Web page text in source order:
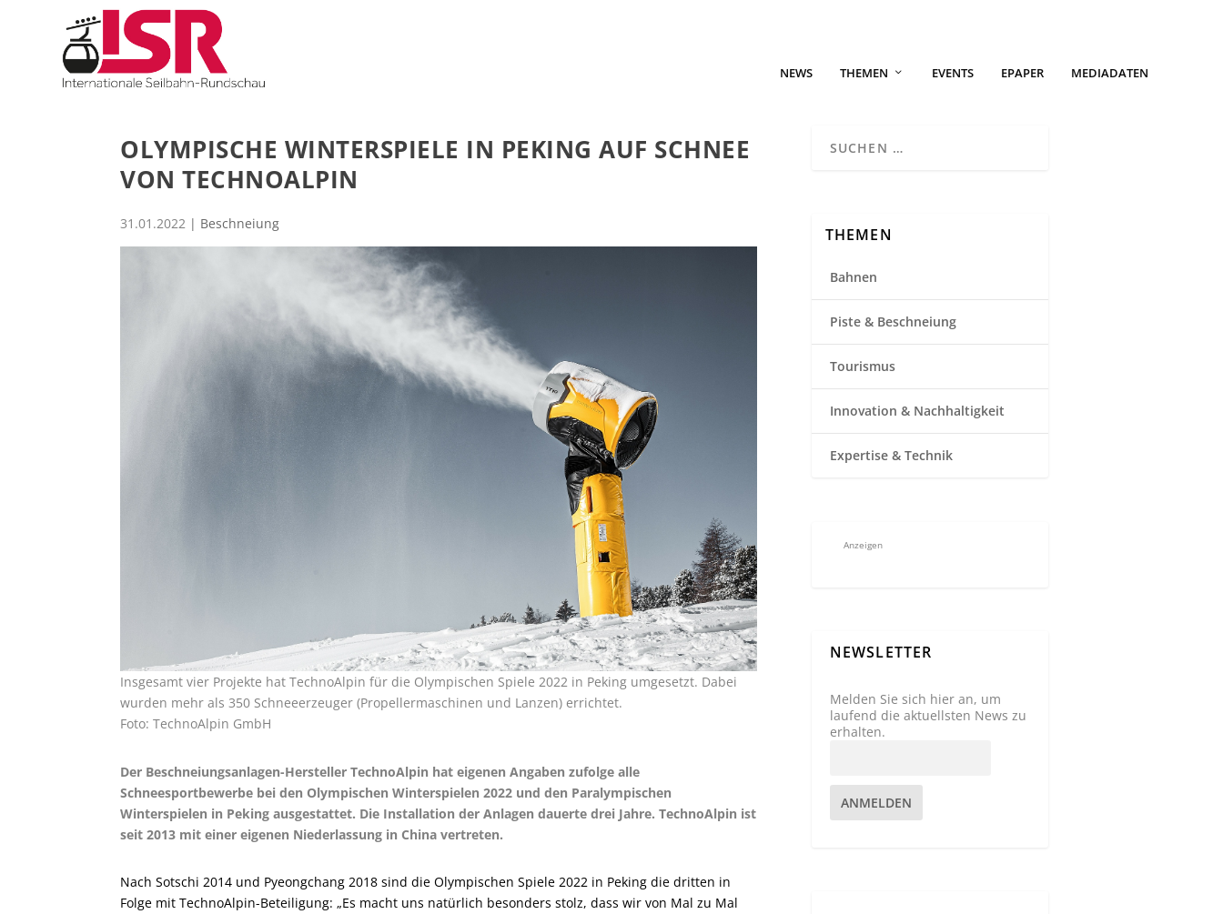
NEWS THEMEN EVENTS EPAPER MEDIADATEN
OLYMPISCHE WINTERSPIELE IN PEKING AUF SCHNEE
VON TECHNOALPIN
31.01.2022 | Beschneiung
Insgesamt vier Projekte hat TechnoAlpin für die Olympischen Spiele 2022 in Peking umgesetzt. Dabei
wurden mehr als 350 Schneeerzeuger (Propellermaschinen und Lanzen) errichtet.
Foto: TechnoAlpin GmbH
Der Beschneiungsanlagen-Hersteller TechnoAlpin hat eigenen Angaben zufolge alle
Schneesportbewerbe bei den Olympischen Winterspielen 2022 und den Paralympischen
Winterspielen in Peking ausgestattet. Die Installation der Anlagen dauerte drei Jahre. TechnoAlpin ist
seit 2013 mit einer eigenen Niederlassung in China vertreten.
Nach Sotschi 2014 und Pyeongchang 2018 sind die Olympischen Spiele 2022 in Peking die dritten in
Folge mit TechnoAlpin-Beteiligung: „Es macht uns natürlich besonders stolz, dass wir von Mal zu Mal
THEMEN
Bahnen
Piste & Beschneiung
Tourismus
Innovation & Nachhaltigkeit
Expertise & Technik
Anzeigen
NEWSLETTER
Melden Sie sich hier an, um
laufend die aktuellsten News zu
erhalten.
ANMELDEN